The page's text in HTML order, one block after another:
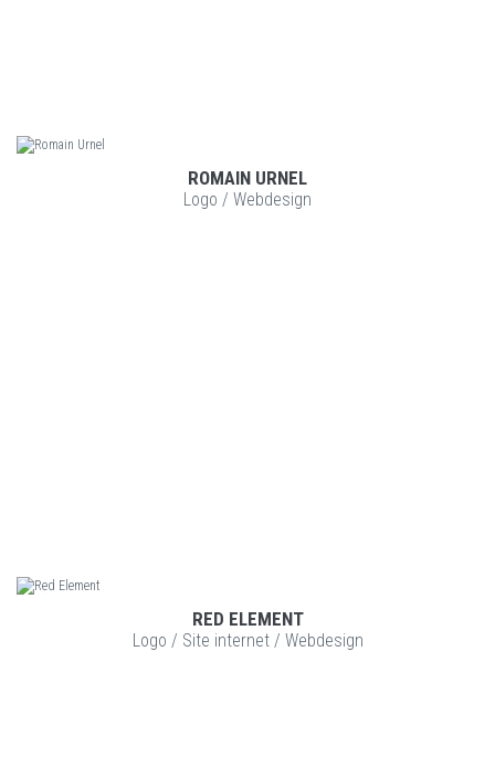
VOIR LE PROJET
ROMAIN URNEL
Logo / Webdesign
VOIR LE PROJET
RED ELEMENT
Logo / Site internet/ Webdesign